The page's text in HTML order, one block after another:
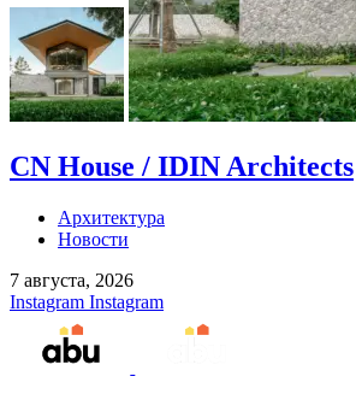
CN House / IDIN Architects
Архитектура
Новости
7 августа, 2026
Instagram Instagram